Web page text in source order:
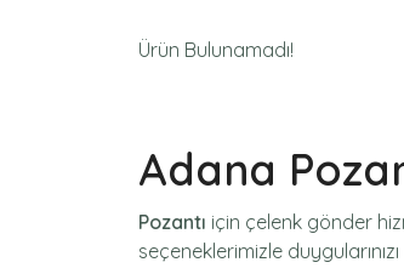
Ürün Bulunamadı!
Adana
Pozantı için çelenk gönder
seçeneklerimizle